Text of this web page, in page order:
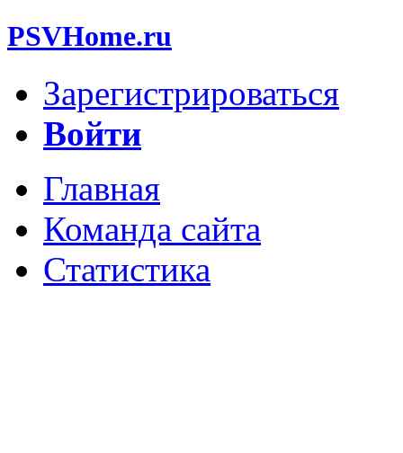
PSVHome.ru
Зарегистрироваться
Войти
Главная
Команда сайта
Статистика